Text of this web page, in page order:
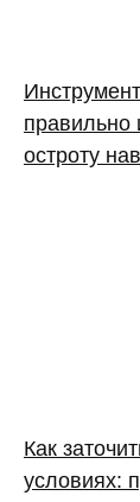
правильно
остроту
Как
условиях: